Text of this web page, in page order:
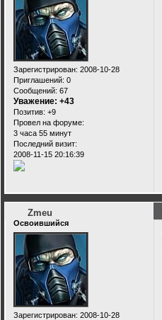
Зарегистрирован: 2008-10-28
Приглашений: 0
Сообщений: 67
Уважение: +43
Позитив: +9
Провел на форуме:
3 часа 55 минут
Последний визит:
2008-11-15 20:16:39
Zmeu
Освоившийся
Зарегистрирован: 2008-10-28